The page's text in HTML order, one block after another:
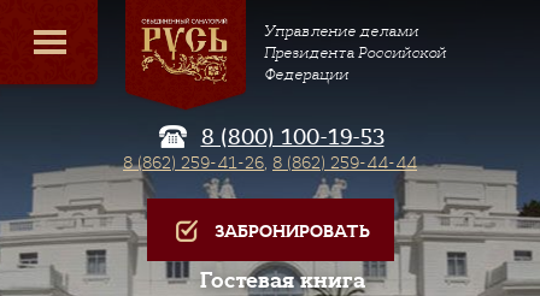
Управление делами
Президента Российской
Федерации
8 (800) 100-19-53
8 (862) 259-41-26, 8 (862) 259-44-44
ЗАБРОНИРОВАТЬ
Гостевая книга